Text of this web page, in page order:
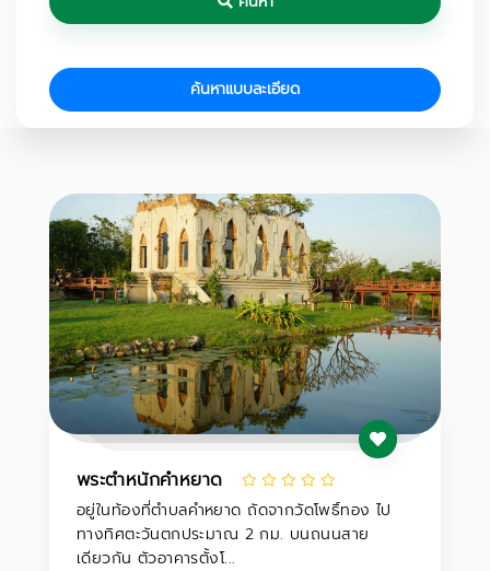
ค้นหาแบบละเอียด
พระตำหนักคำหยาด
อยู่ในท้องที่ตำบลคำหยาด ถัดจากวัดโพธิ์ทอง ไป
ทางทิศตะวันตกประมาณ 2 กม. บนถนนสาย
เดียวกัน ตัวอาคารตั้งโ...